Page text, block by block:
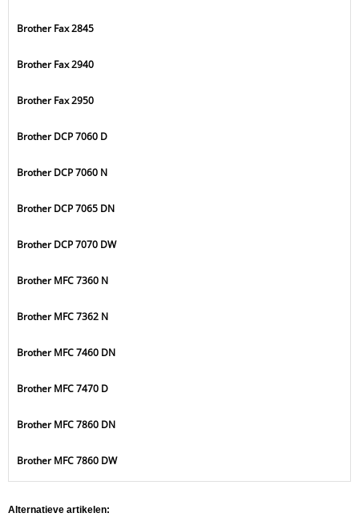
Brother Fax 2845
Brother Fax 2940
Brother Fax 2950
Brother DCP 7060 D
Brother DCP 7060 N
Brother DCP 7065 DN
Brother DCP 7070 DW
Brother MFC 7360 N
Brother MFC 7362 N
Brother MFC 7460 DN
Brother MFC 7470 D
Brother MFC 7860 DN
Brother MFC 7860 DW
Alternatieve artikelen: